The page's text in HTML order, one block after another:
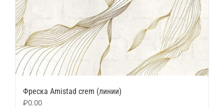
Фреска Amistad crem (линии)
₽0.00